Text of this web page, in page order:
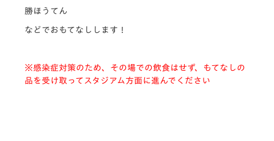
勝ほうてん
などでおもてなしします！
※感染症対策のため、その場での飲食はせず、もてなしの
品を受け取ってスタジアム方面に進んでください